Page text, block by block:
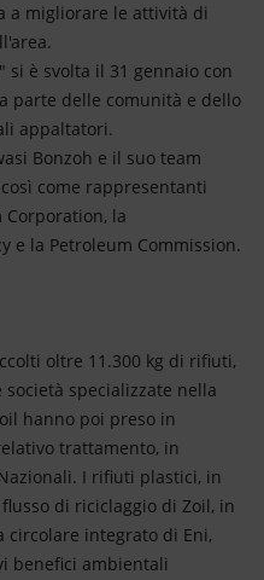
a migliorare le attività di
si è svolta il 31 gennaio con
parte delle comunità e dello
appaltatori.
Bonzoh e il suo team
come rappresentanti
Corporation, la
e la Petroleum Commission.
oltre 11.300 kg di rifiuti,
specializzate nella
hanno poi preso in
trattamento, in
I rifiuti plastici, in
di riciclaggio di Zoil, in
circolare integrato di Eni,
benefici ambientali